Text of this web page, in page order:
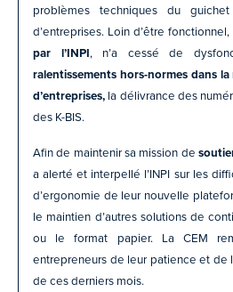
problèmes techniques du
d’entreprises. Loin d’être
par l’INPI, n’a cessé de
ralentissements hors-normes dans
d’entreprises, la délivrance des
des K-BIS.
Afin de maintenir sa mission de
a alerté et interpellé l’INPI sur les
d’ergonomie de leur nouvelle
le maintien d’autres solutions de
ou le format papier. La CEM
entrepreneurs de leur patience et de
de ces derniers mois.